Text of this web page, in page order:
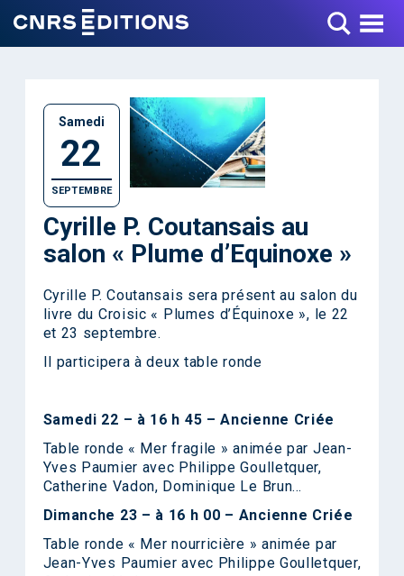
Toggle Menu
Samedi
22
SEPTEMBRE
Cyrille P. Coutansais au
salon « Plume d’Equinoxe »
Cyrille P. Coutansais sera présent au salon du
livre du Croisic « Plumes d’Équinoxe », le 22
et 23 septembre.
Il participera à deux table ronde
Samedi 22 – à 16 h 45 – Ancienne Criée
Table ronde « Mer fragile » animée par Jean-
Yves Paumier avec Philippe Goulletquer,
Catherine Vadon, Dominique Le Brun…
Dimanche 23 – à 16 h 00 – Ancienne Criée
Table ronde « Mer nourricière » animée par
Jean-Yves Paumier avec Philippe Goulletquer,